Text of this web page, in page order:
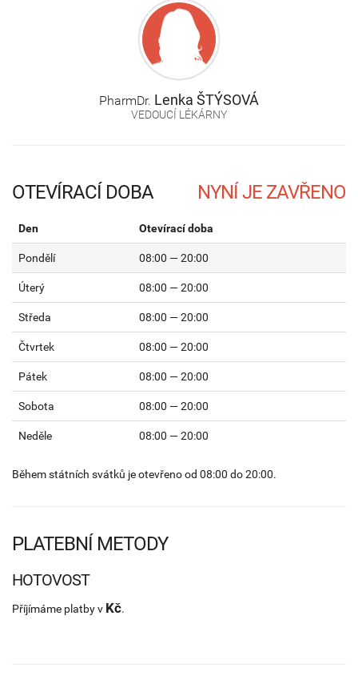
PharmDr. Lenka ŠTÝSOVÁ
VEDOUCÍ LÉKÁRNY
OTEVÍRACÍ DOBA
Den Otevírací doba
Pondělí 08:00 — 20:00
Úterý 08:00 — 20:00
Středa 08:00 — 20:00
Čtvrtek 08:00 — 20:00
Pátek 08:00 — 20:00
Sobota 08:00 — 20:00
Neděle 08:00 — 20:00
Během státních svátků je otevřeno od 08:00 do 20:00.
PLATEBNÍ METODY
HOTOVOST
Příjímáme platby v Kč.